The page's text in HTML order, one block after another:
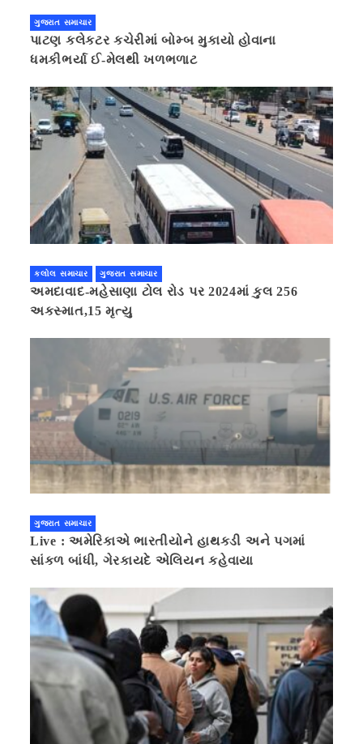
ગુજરાત સમાચાર
પાટણ કલેકટર કચેરીમાં બોમ્બ મુકાયો હોવાના
ધમકીભર્યા ઈ-મેલથી ખળભળાટ
કલોલ સમાચાર ગુજરાત સમાચાર
અમદાવાદ-મહેસાણા ટોલ રોડ પર 2024માં કુલ 256
અકસ્માત,15 મૃત્યુ
ગુજરાત સમાચાર
Live : અમેરિકાએ ભારતીયોને હાથકડી અને પગમાં
સાંકળ બાંધી, ગેરકાયદે એલિયન કહેવાયા